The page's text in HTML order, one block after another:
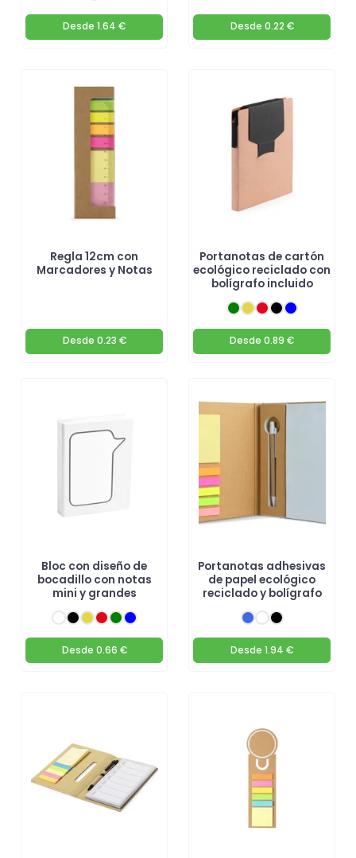
Desde 1.64 € Desde 0.22 €
Regla 12cm con
Marcadores y Notas
Desde 0.23 €
Portanotas de cartón
ecológico reciclado con
bolígrafo incluido
Desde 0.89 €
Bloc con diseño de
bocadillo con notas
mini y grandes
Desde 0.66 €
Portanotas adhesivas
de papel ecológico
reciclado y bolígrafo
Desde 1.94 €